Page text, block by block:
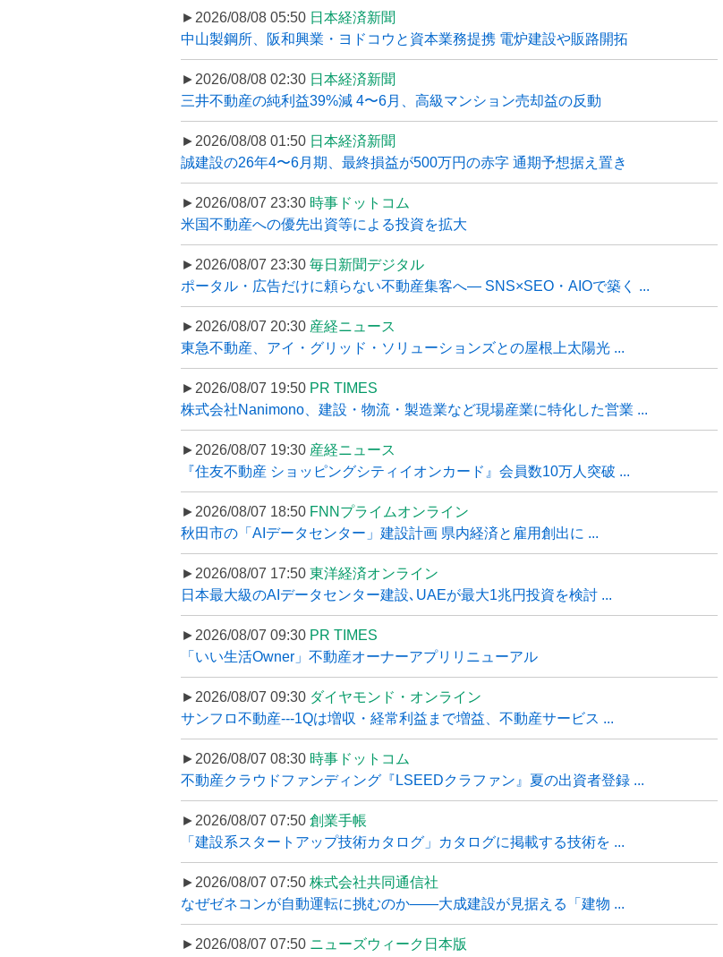
►2026/08/08 05:50 日本経済新聞
中山製鋼所、阪和興業・ヨドコウと資本業務提携 電炉建設や販路開拓
►2026/08/08 02:30 日本経済新聞
三井不動産の純利益39%減 4〜6月、高級マンション売却益の反動
►2026/08/08 01:50 日本経済新聞
誠建設の26年4〜6月期、最終損益が500万円の赤字 通期予想据え置き
►2026/08/07 23:30 時事ドットコム
米国不動産への優先出資等による投資を拡大
►2026/08/07 23:30 毎日新聞デジタル
ポータル・広告だけに頼らない不動産集客へ― SNS×SEO・AIOで築く ...
►2026/08/07 20:30 産経ニュース
東急不動産、アイ・グリッド・ソリューションズとの屋根上太陽光 ...
►2026/08/07 19:50 PR TIMES
株式会社Nanimono、建設・物流・製造業など現場産業に特化した営業 ...
►2026/08/07 19:30 産経ニュース
『住友不動産 ショッピングシティイオンカード』会員数10万人突破 ...
►2026/08/07 18:50 FNNプライムオンライン
秋田市の「AIデータセンター」建設計画 県内経済と雇用創出に ...
►2026/08/07 17:50 東洋経済オンライン
日本最大級のAIデータセンター建設､UAEが最大1兆円投資を検討 ...
►2026/08/07 09:30 PR TIMES
「いい生活Owner」不動産オーナーアプリリニューアル
►2026/08/07 09:30 ダイヤモンド・オンライン
サンフロ不動産---1Qは増収・経常利益まで増益、不動産サービス ...
►2026/08/07 08:30 時事ドットコム
不動産クラウドファンディング『LSEEDクラファン』夏の出資者登録 ...
►2026/08/07 07:50 創業手帳
「建設系スタートアップ技術カタログ」カタログに掲載する技術を ...
►2026/08/07 07:50 株式会社共同通信社
なぜゼネコンが自動運転に挑むのか――大成建設が見据える「建物 ...
►2026/08/07 07:50 ニューズウィーク日本版